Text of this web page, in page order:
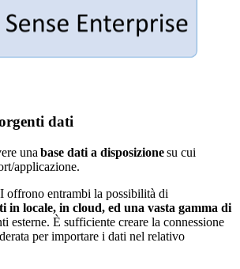
dati
una base dati a disposizionesu cui
applicazione.
offrono entrambi la possibilità di
in locale, in cloud, ed una vasta gamma di
esterne. È sufficiente creare la connessione
per importare i dati nel relativo